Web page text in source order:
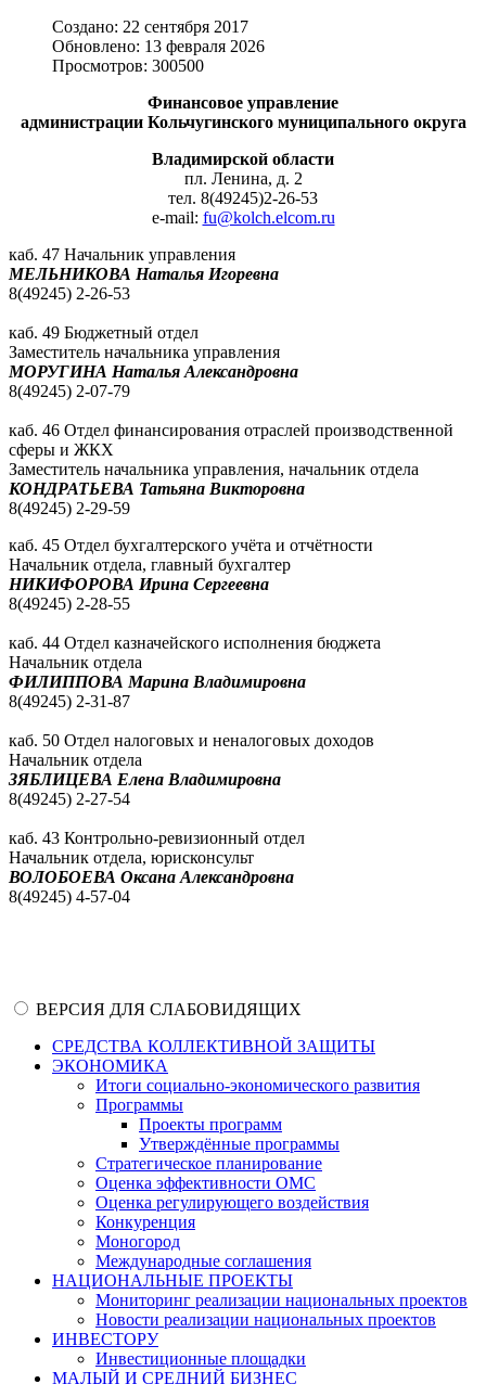
Создано: 22 сентября 2017
Обновлено: 13 февраля 2026
Просмотров: 300500
Финансовое управление
администрации Кольчугинского муниципального округа
Владимирской области
пл. Ленина, д. 2
тел. 8(49245)2-26-53
e-mail: fu@kolch.elcom.ru
каб. 47 Начальник управления
МЕЛЬНИКОВА Наталья Игоревна
8(49245) 2-26-53
каб. 49 Бюджетный отдел
Заместитель начальника управления
МОРУГИНА Наталья Александровна
8(49245) 2-07-79
каб. 46 Отдел финансирования отраслей производственной
сферы и ЖКХ
Заместитель начальника управления, начальник отдела
КОНДРАТЬЕВА Татьяна Викторовна
8(49245) 2-29-59
каб. 45 Отдел бухгалтерского учёта и отчётности
Начальник отдела, главный бухгалтер
НИКИФОРОВА Ирина Сергеевна
8(49245) 2-28-55
каб. 44 Отдел казначейского исполнения бюджета
Начальник отдела
ФИЛИППОВА Марина Владимировна
8(49245) 2-31-87
каб. 50 Отдел налоговых и неналоговых доходов
Начальник отдела
ЗЯБЛИЦЕВА Елена Владимировна
8(49245) 2-27-54
каб. 43 Контрольно-ревизионный отдел
Начальник отдела, юрисконсульт
ВОЛОБОЕВА Оксана Александровна
8(49245) 4-57-04
ВЕРСИЯ ДЛЯ СЛАБОВИДЯЩИХ
СРЕДСТВА КОЛЛЕКТИВНОЙ ЗАЩИТЫ
ЭКОНОМИКА
Итоги социально-экономического развития
Программы
Проекты программ
Утверждённые программы
Стратегическое планирование
Оценка эффективности ОМС
Оценка регулирующего воздействия
Конкуренция
Моногород
Международные соглашения
НАЦИОНАЛЬНЫЕ ПРОЕКТЫ
Мониторинг реализации национальных проектов
Новости реализации национальных проектов
ИНВЕСТОРУ
Инвестиционные площадки
МАЛЫЙ И СРЕДНИЙ БИЗНЕС